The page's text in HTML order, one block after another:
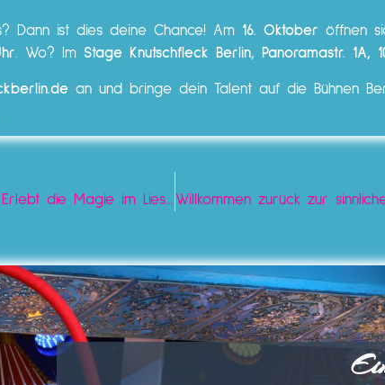
Dann ist dies deine Chance! Am 16. Oktober öffnen
. Wo? Im Stage Knutschfleck Berlin, Panoramastr. 1A,
an und bringe dein Talent auf die Bühnen
Die Rückkehr des „Cirque du Burlesque“ – Erlebt die Magie im Lieschen Mueller!